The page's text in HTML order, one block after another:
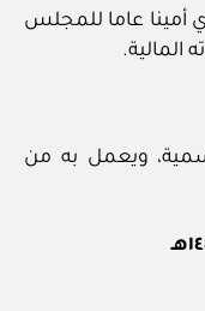
عاما للمجلس
المالية.
ويعمل به من